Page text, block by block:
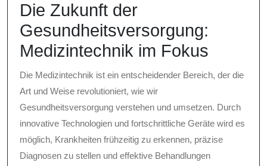
Die Zukunft der
Gesundheitsversorgung:
Medizintechnik im Fokus
Die Medizintechnik ist ein entscheidender Bereich, der die
Art und Weise revolutioniert, wie wir
Gesundheitsversorgung verstehen und umsetzen. Durch
innovative Technologien und fortschrittliche Geräte wird es
möglich, Krankheiten frühzeitig zu erkennen, präzise
Diagnosen zu stellen und effektive Behandlungen